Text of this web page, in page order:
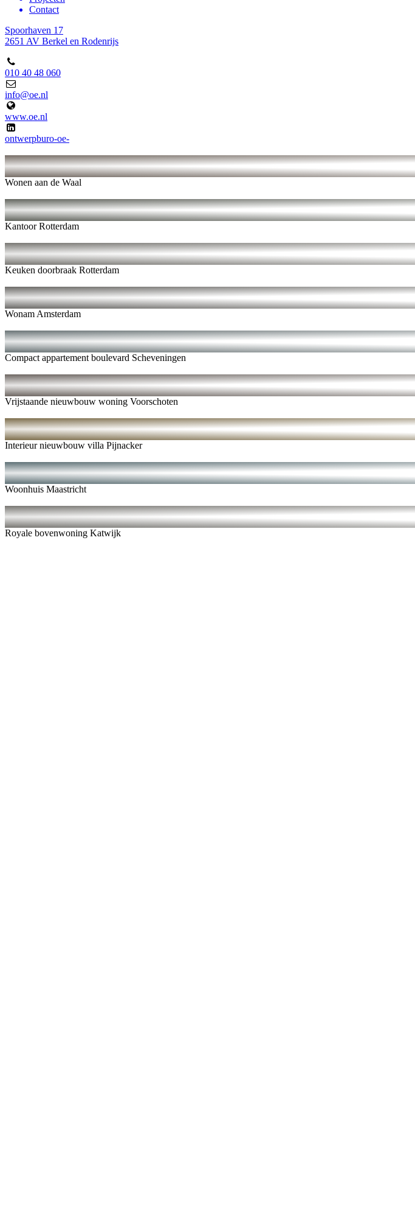
Contact
Spoorhaven 17
2651 AV Berkel en Rodenrijs
010 40 48 060
info@oe.nl
www.oe.nl
ontwerpburo-oe-
Wonen aan de Waal
Kantoor Rotterdam
Keuken doorbraak Rotterdam
Wonam Amsterdam
Compact appartement boulevard Scheveningen
Vrijstaande nieuwbouw woning Voorschoten
Interieur nieuwbouw villa Pijnacker
Woonhuis Maastricht
Royale bovenwoning Katwijk